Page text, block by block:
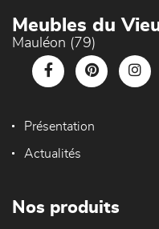
Meubles du
Mauléon (79)
Présentation
Actualités
Nos produits